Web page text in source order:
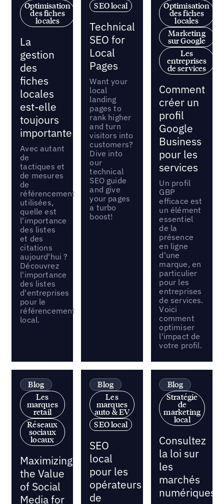
Optimisation
des fiches
locales
La
gestion
des
fiches
locales
est-elle
toujours
importante ?
Avec autant
de
tactiques et
de mesures
de
référencement
utilisées,
quelle est
l'importance
des listes
et des
citations
aujourd'hui ?
Découvrez
l'importance
des listes
d'entreprises
pour le
référencement
local.
SEO local
Technical
SEO for
Local
Pages
Want your
local
landing
pages to
rank higher
and turn
visitors into
customers?
Dive into
our
technical
SEO guide
and give
your pages
a turbo
boost!
Optimisation
des fiches
locales
Marketing
sur Google
Les
entreprises
de services
Comment
créer un
profil
Google
Business
pour les
services
Un profil
GBP
efficace est
un élément
essentiel
de la
présence
en ligne
d'une
marque, en
particulier
pour les
entreprises
de services.
Voici
comment
optimiser
l'impact de
votre profil.
Blog
Les
marques
retail
Réseaux
sociaux
locaux
Maximizing
the Value
of Social
Media for
Blog
Les
marques
auto & EV
SEO local
SEO
local
pour les
opérateurs
de
Blog
Stratégie
de
marketing
local
Consultez
la loi sur
les
marchés
numériques